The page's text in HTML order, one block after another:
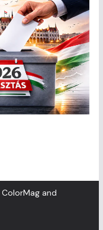
ColorMagand